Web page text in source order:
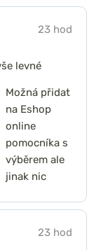
23 hod
levné
Možná přidat
na Eshop
online
pomocníka s
výběrem ale
jinak nic
23 hod